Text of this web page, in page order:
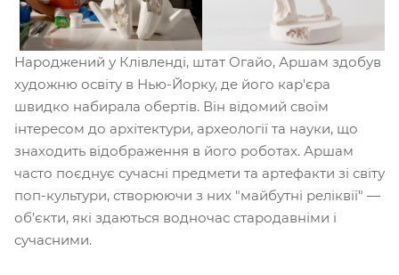
Народжений у Клівленді, штат Огайо, Аршам здобув
художню освіту в Нью-Йорку, де його кар'єра
швидко набирала обертів. Він відомий своїм
інтересом до архітектури, археології та науки, що
знаходить відображення в його роботах. Аршам
часто поєднує сучасні предмети та артефакти зі світу
поп-культури, створюючи з них "майбутні реліквії" —
об’єкти, які здаються водночас стародавніми і
сучасними.